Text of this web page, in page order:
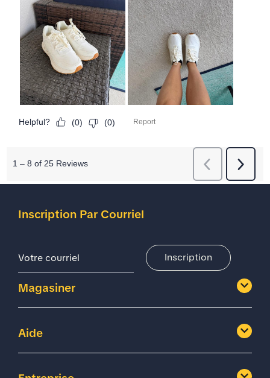
Magasiner
Aide
Inscription Par Courriel
Inscription